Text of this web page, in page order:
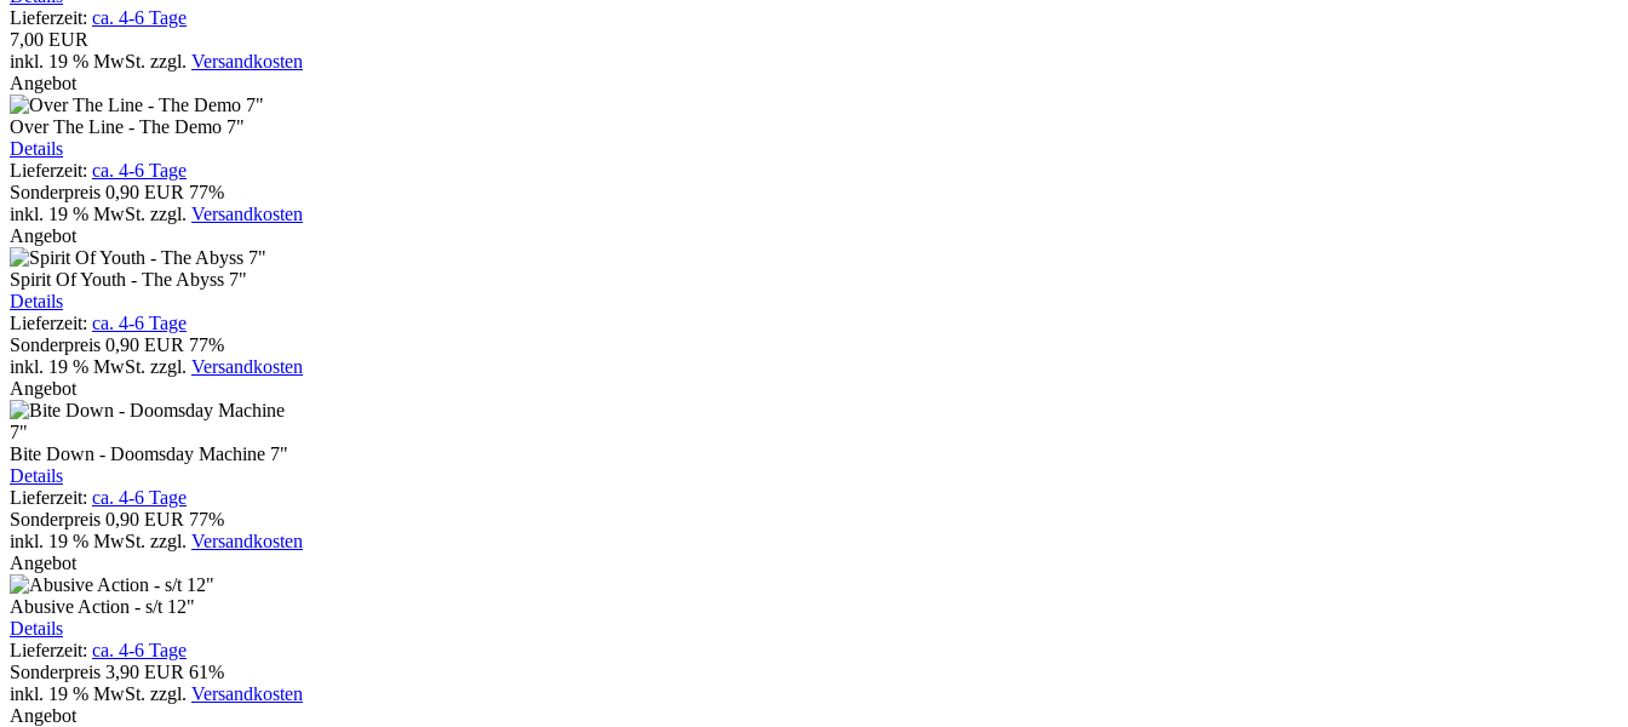
Lieferzeit: ca. 4-6 Tage
7,00 EUR
inkl. 19 % MwSt. zzgl. Versandkosten
Angebot
Over The Line - The Demo 7"
Details
Lieferzeit: ca. 4-6 Tage
Sonderpreis 0,90 EUR 77%
inkl. 19 % MwSt. zzgl. Versandkosten
Angebot
Spirit Of Youth - The Abyss 7"
Details
Lieferzeit: ca. 4-6 Tage
Sonderpreis 0,90 EUR 77%
inkl. 19 % MwSt. zzgl. Versandkosten
Angebot
Bite Down - Doomsday Machine 7"
Details
Lieferzeit: ca. 4-6 Tage
Sonderpreis 0,90 EUR 77%
inkl. 19 % MwSt. zzgl. Versandkosten
Angebot
Abusive Action - s/t 12"
Details
Lieferzeit: ca. 4-6 Tage
Sonderpreis 3,90 EUR 61%
inkl. 19 % MwSt. zzgl. Versandkosten
Angebot